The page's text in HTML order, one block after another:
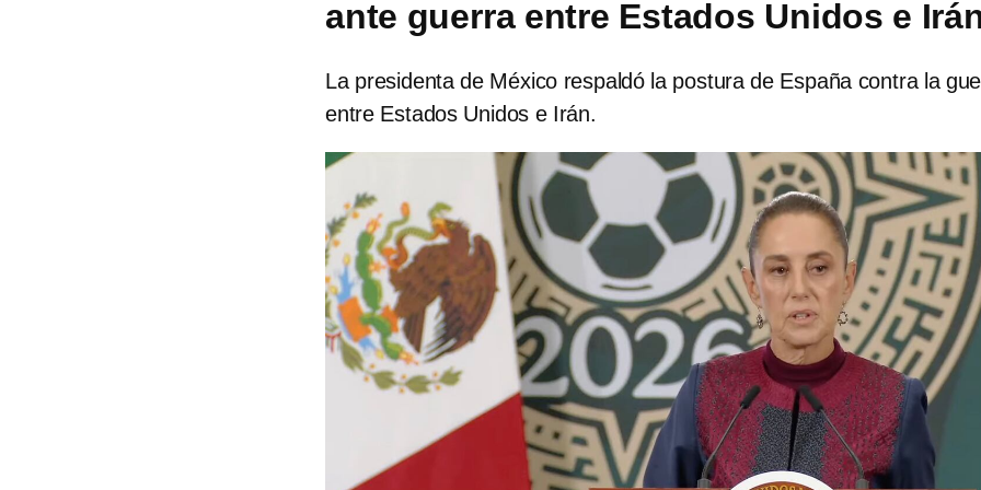
ante guerra entre Estados Unidos e
La presidenta de México respaldó la postura de España contra la
entre Estados Unidos e Irán.